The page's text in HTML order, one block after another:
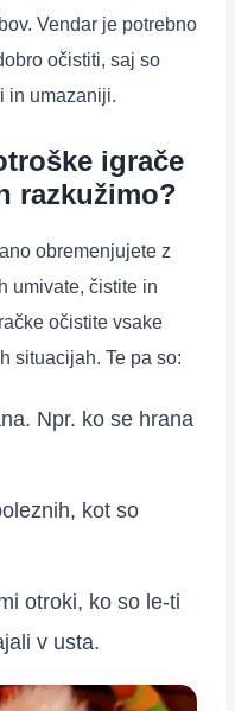
Vendar je potrebno
očistiti, saj so
in umazaniji.
igrače
razkužimo?
obremenjujete z
umivate, čistite in
očistite vsake
situacijah. Te pa so:
Npr. ko se hrana
kot so
otroki, ko so le-ti
v usta.